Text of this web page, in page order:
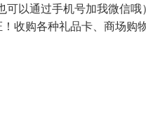
可以通过手机号加我微信哦
收购各种礼品卡、商场购